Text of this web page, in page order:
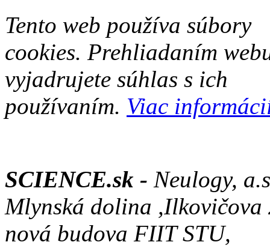
Tento web používa súbory
cookies. Prehliadaním
vyjadrujete súhlas s ich
používaním. Viac
SCIENCE.sk - Neulogy,
Mlynská dolina ,Ilkovičova
nová budova FIIT STU,